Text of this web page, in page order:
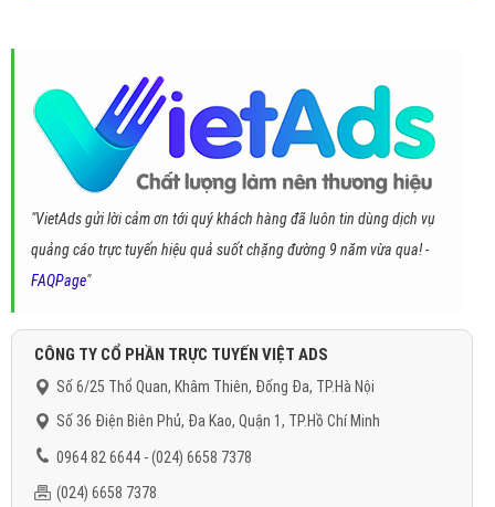
"VietAds gửi lời cảm ơn tới quý khách hàng đã luôn tin dùng dịch vụ
quảng cáo trực tuyến hiệu quả suốt chặng đường 9 năm vừa qua! -
FAQPage"
CÔNG TY CỔ PHẦN TRỰC TUYẾN VIỆT ADS
Số 6/25 Thổ Quan, Khâm Thiên, Đống Đa, TP.Hà Nội
Số 36 Điện Biên Phủ, Đa Kao, Quận 1, TP.Hồ Chí Minh
0964 82 6644 - (024) 6658 7378
(024) 6658 7378